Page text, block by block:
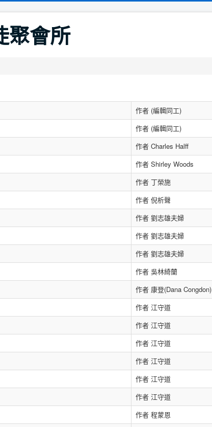
聚會所
作者 (編輯同工)
作者 (編輯同工)
作者 Charles Halff
作者 Shirley Woods
作者 丁榮施
作者 倪析聲
作者 劉志雄夫婦
作者 劉志雄夫婦
作者 劉志雄夫婦
作者 吳林綺蘭
作者 康登(Dana Congdon)
作者 江守道
作者 江守道
作者 江守道
作者 江守道
作者 江守道
作者 江守道
作者 程蒙恩